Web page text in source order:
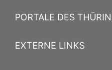
PORTALE DES
EXTERNE LINKS